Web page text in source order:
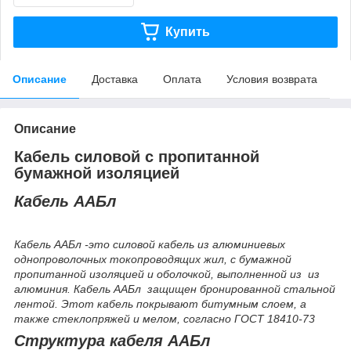
Купить
Описание Доставка Оплата Условия возврата
Описание
Кабель силовой с пропитанной
бумажной изоляцией
Кабель ААБл
Кабель ААБл -это силовой кабель из алюминиевых
однопроволочных токопроводящих жил, с бумажной
пропитанной изоляцией и оболочкой, выполненной из из
алюминия. Кабель ААБл защищен бронированной стальной
лентой. Этот кабель покрывают битумным слоем, а
также стеклопряжей и мелом, согласно ГОСТ 18410-73
Структура кабеля ААБл